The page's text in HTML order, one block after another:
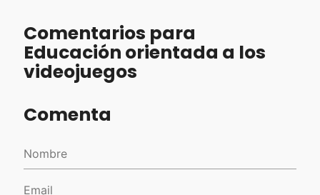
Comentarios para
Educación orientada a los
videojuegos
Comenta